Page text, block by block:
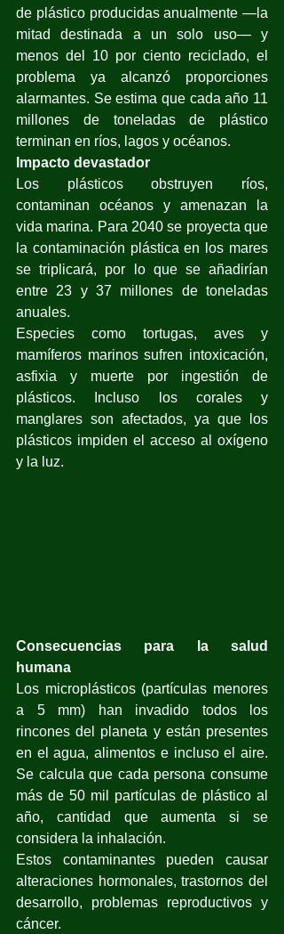
de plástico producidas anualmente —la
mitad destinada a un solo uso— y
menos del 10 por ciento reciclado, el
problema ya alcanzó proporciones
alarmantes. Se estima que cada año 11
millones de toneladas de plástico
terminan en ríos, lagos y océanos.
Impacto devastador
Los plásticos obstruyen ríos,
contaminan océanos y amenazan la
vida marina. Para 2040 se proyecta que
la contaminación plástica en los mares
se triplicará, por lo que se añadirían
entre 23 y 37 millones de toneladas
anuales.
Especies como tortugas, aves y
mamíferos marinos sufren intoxicación,
asfixia y muerte por ingestión de
plásticos. Incluso los corales y
manglares son afectados, ya que los
plásticos impiden el acceso al oxígeno
y la luz.
Consecuencias para la salud
humana
Los microplásticos (partículas menores
a 5 mm) han invadido todos los
rincones del planeta y están presentes
en el agua, alimentos e incluso el aire.
Se calcula que cada persona consume
más de 50 mil partículas de plástico al
año, cantidad que aumenta si se
considera la inhalación.
Estos contaminantes pueden causar
alteraciones hormonales, trastornos del
desarrollo, problemas reproductivos y
cáncer.